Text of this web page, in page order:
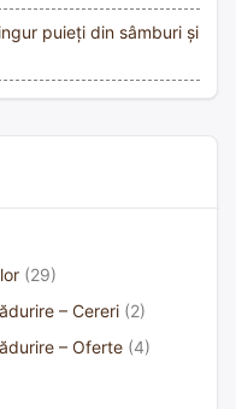
puieți din sâmburi și
(29)
– Cereri (2)
– Oferte (4)